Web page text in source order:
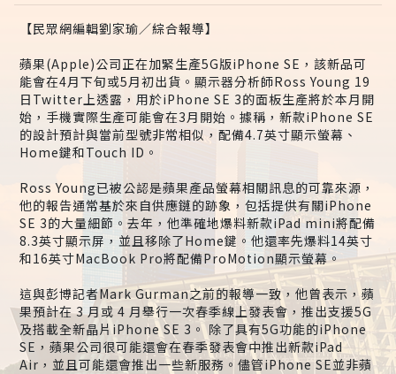
【民眾網編輯劉家瑜／綜合報導】
蘋果(Apple)公司正在加緊生產5G版iPhone SE，該新品可
能會在4月下旬或5月初出貨。顯示器分析師Ross Young 19
日Twitter上透露，用於iPhone SE 3的面板生產將於本月開
始，手機實際生產可能會在3月開始。據稱，新款iPhone SE
的設計預計與當前型號非常相似，配備4.7英寸顯示螢幕、
Home鍵和Touch ID。
Ross Young已被公認是蘋果產品螢幕相關訊息的可靠來源，
他的報告通常基於來自供應鏈的跡象，包括提供有關iPhone
SE 3的大量細節。去年，他準確地爆料新款iPad mini將配備
8.3英寸顯示屏，並且移除了Home鍵。他還率先爆料14英寸
和16英寸MacBook Pro將配備ProMotion顯示螢幕。
這與彭博記者Mark Gurman之前的報導一致，他曾表示，蘋
果預計在 3 月或 4 月舉行一次春季線上發表會，推出支援5G
及搭載全新晶片iPhone SE 3。 除了具有5G功能的iPhone
SE，蘋果公司很可能還會在春季發表會中推出新款iPad
Air，並且可能還會推出一些新服務。儘管iPhone SE並非蘋